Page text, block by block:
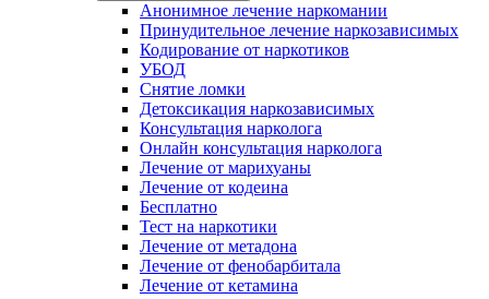
Анонимное лечение наркомании
Принудительное лечение наркозависимых
Кодирование от наркотиков
УБОД
Снятие ломки
Детоксикация наркозависимых
Консультация нарколога
Онлайн консультация нарколога
Лечение от марихуаны
Лечение от кодеина
Бесплатно
Тест на наркотики
Лечение от метадона
Лечение от фенобарбитала
Лечение от кетамина